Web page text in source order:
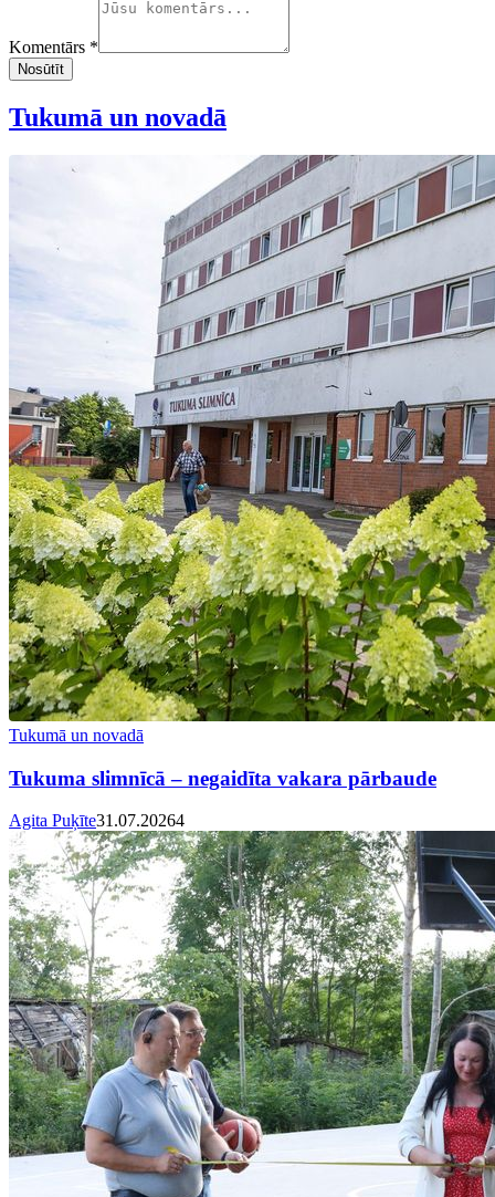
Komentārs *
Nosūtīt
Tukumā un novadā
Tukumā un novadā
Tukuma slimnīcā – negaidīta vakara pārbaude
Agita Puķīte31.07.20264